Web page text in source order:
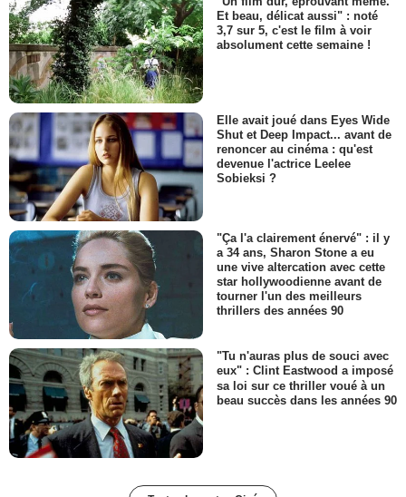
Et beau, délicat aussi" : noté
3,7 sur 5, c'est le film à voir
absolument cette semaine !
Elle avait joué dans Eyes Wide
Shut et Deep Impact... avant de
renoncer au cinéma : qu'est
devenue l'actrice Leelee
Sobieksi ?
"Ça l'a clairement énervé" : il y
a 34 ans, Sharon Stone a eu
une vive altercation avec cette
star hollywoodienne avant de
tourner l'un des meilleurs
thrillers des années 90
"Tu n'auras plus de souci avec
eux" : Clint Eastwood a imposé
sa loi sur ce thriller voué à un
beau succès dans les années 90